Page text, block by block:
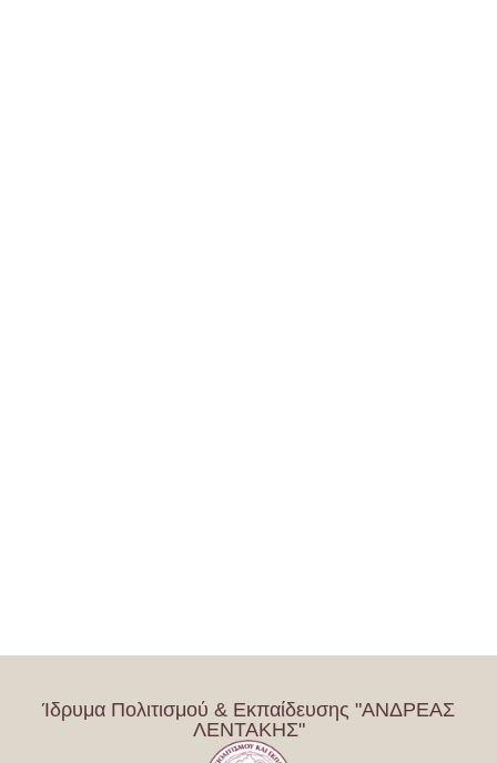
Ίδρυμα Πολιτισμού & Εκπαίδευσης "ΑΝΔΡΕΑΣ
ΛΕΝΤΑΚΗΣ"